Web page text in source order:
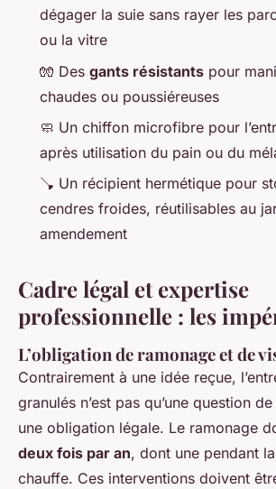
dégager la suie sans rayer les
ou la vitre
🧤 Des gants résistants pour
chaudes ou poussiéreuses
🧼 Un chiffon microfibre pour
après utilisation du pain ou du
🪠 Un récipient hermétique pour
cendres froides, réutilisables au
amendement
Cadre légal et expertise
professionnelle : les
L’obligation de ramonage et de
Contrairement à une idée reçue,
granulés n’est pas qu’une question
une obligation légale. Le ramonage
deux fois par an, dont une pendant
chauffe. Ces interventions doivent